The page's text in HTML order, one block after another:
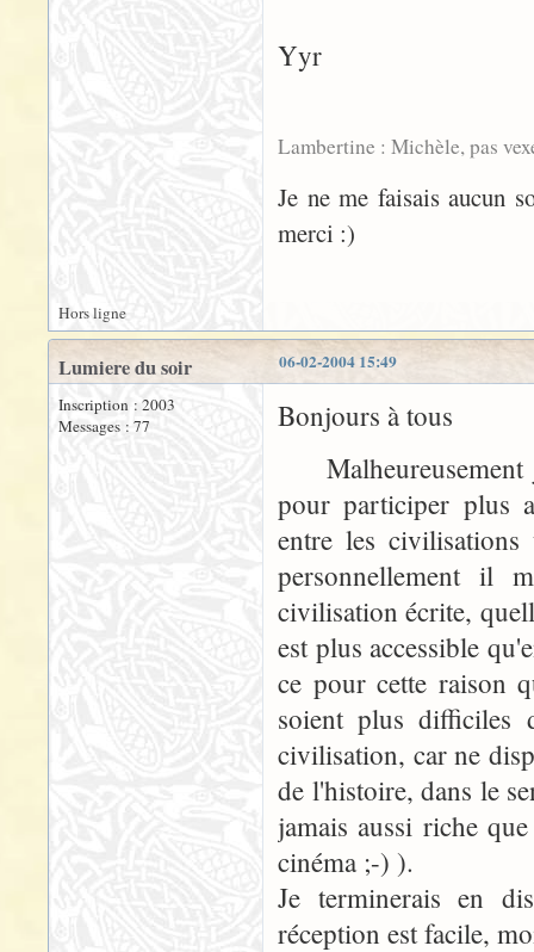
Yyr
Lambertine : Michèle, pas
Je ne me faisais aucun
merci :)
Hors ligne
06-02-2004 15:49
Lumiere du soir
Inscription : 2003
Messages : 77
Bonjours à tous
Malheureusement
pour participer plus
entre les
personnellement il
civilisation écrite,
est plus accessible
ce pour cette raison
soient plus difficiles
civilisation, car ne
de l'histoire, dans le
jamais aussi riche
cinéma ;-) ).
Je terminerais en
réception est facile,